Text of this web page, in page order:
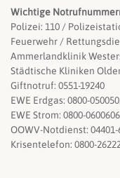
Wichtige
Polizei: 110 /
Feuerwehr /
Ammerlandklinik
Städtische Kliniken
Giftnotruf: 0551-19240
EWE Erdgas: 0800-
EWE Strom: 0800-0600606
OOWV-Notdienst: 04401-
Krisentelefon: 0800-